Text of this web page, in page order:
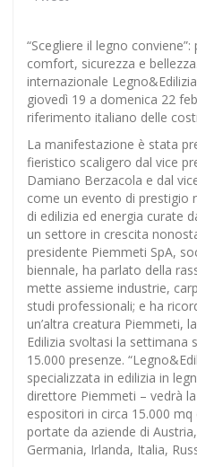
“Scegliere il legno
comfort, sicurezza e
internazionale
giovedì 19 a domenica 22
riferimento italiano delle
La manifestazione è stata
fieristico scaligero dal vice
Damiano Berzacola e dal
come un evento di prestigio
di edilizia ed energia curate
un settore in crescita
presidente Piemmeti SpA,
biennale, ha parlato della
mette assieme industrie,
studi professionali; e ha
un’altra creatura Piemmeti,
Edilizia svoltasi la settimana
15.000 presenze.
specializzata in edilizia in
direttore Piemmeti – vedrà
espositori in circa 15.000
portate da aziende di
Germania, Irlanda, Italia,